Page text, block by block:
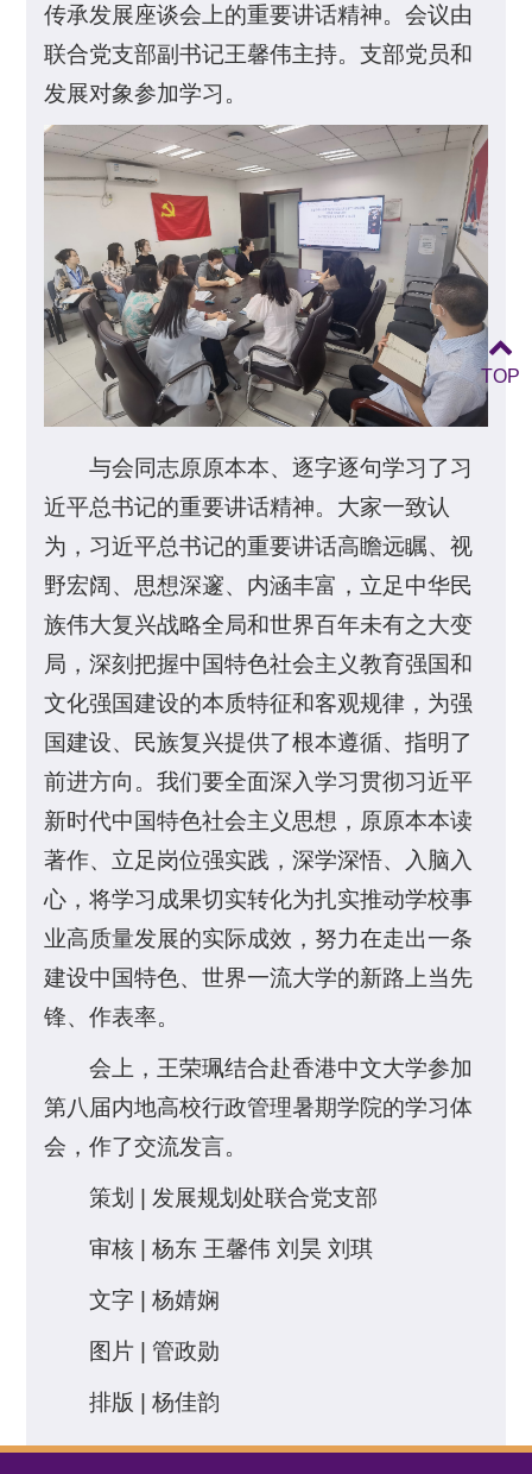
传承发展座谈会上的重要讲话精神。会议由
联合党支部副书记王馨伟主持。支部党员和
发展对象参加学习。
与会同志原原本本、逐字逐句学习了习
近平总书记的重要讲话精神。大家一致认
为，习近平总书记的重要讲话高瞻远瞩、视
野宏阔、思想深邃、内涵丰富，立足中华民
族伟大复兴战略全局和世界百年未有之大变
局，深刻把握中国特色社会主义教育强国和
文化强国建设的本质特征和客观规律，为强
国建设、民族复兴提供了根本遵循、指明了
前进方向。我们要全面深入学习贯彻习近平
新时代中国特色社会主义思想，原原本本读
著作、立足岗位强实践，深学深悟、入脑入
心，将学习成果切实转化为扎实推动学校事
业高质量发展的实际成效，努力在走出一条
建设中国特色、世界一流大学的新路上当先
锋、作表率。
会上，王荣珮结合赴香港中文大学参加
第八届内地高校行政管理暑期学院的学习体
会，作了交流发言。
策划 | 发展规划处联合党支部
审核 | 杨东 王馨伟 刘昊 刘琪
文字 | 杨婧娴
图片 | 管政勋
排版 | 杨佳韵
TOP